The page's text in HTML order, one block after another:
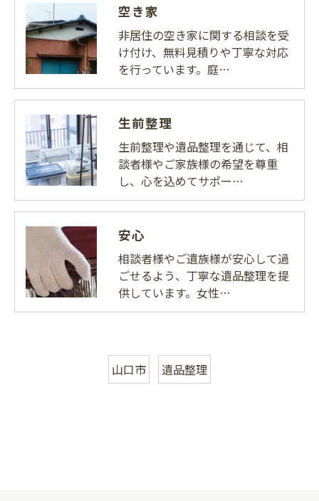
空き家
非居住の空き家に関する相談を受
け付け、無料見積りや丁寧な対応
を行っています。庭…
生前整理
生前整理や遺品整理を通じて、相
談者様やご家族様の希望を尊重
し、心を込めてサポー…
安心
相談者様やご遺族様が安心して過
ごせるよう、丁寧な遺品整理を提
供しています。女性…
山口市 遺品整理